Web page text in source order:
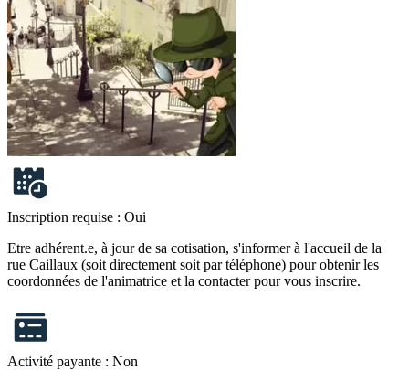
Inscription requise : Oui
Etre adhérent.e, à jour de sa cotisation, s'informer à l'accueil de la
rue Caillaux (soit directement soit par téléphone) pour obtenir les
coordonnées de l'animatrice et la contacter pour vous inscrire.
Activité payante : Non